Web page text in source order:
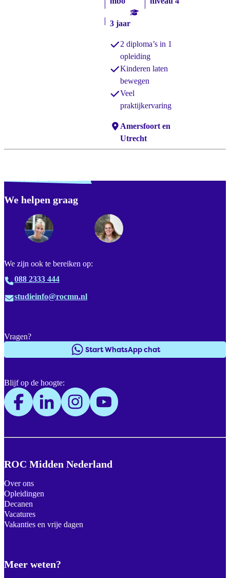
3 jaar
2 diploma’s in 1
opleiding
Kinderen laten
bewegen
Veel
praktijkervaring
Locaties:
Amersfoort en
Utrecht
misschien naar...
We helpen graag
We zijn ook te bereiken op:
088 2333 444
studieinfo@rocmn.nl
ROC Midden Nederland
Over ons
Opleidingen
Decanen
Vacatures
Vakanties en vrije dagen
Meer weten?
Vragen?
Start WhatsApp chat
Blijf op de hoogte:
Footer